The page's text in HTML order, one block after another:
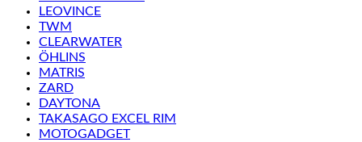
LEOVINCE
TWM
CLEARWATER
ÖHLINS
MATRIS
ZARD
DAYTONA
TAKASAGO EXCEL RIM
MOTOGADGET